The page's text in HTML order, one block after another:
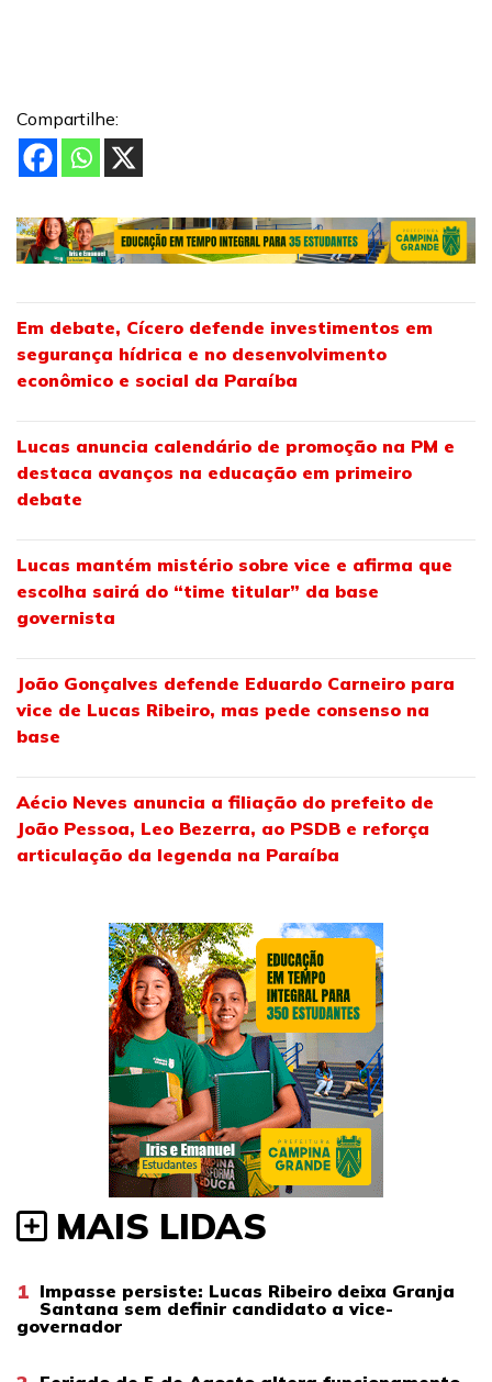
Compartilhe:
Em debate, Cícero defende investimentos em
segurança hídrica e no desenvolvimento
econômico e social da Paraíba
Lucas anuncia calendário de promoção na PM e
destaca avanços na educação em primeiro
debate
Lucas mantém mistério sobre vice e afirma que
escolha sairá do “time titular” da base
governista
João Gonçalves defende Eduardo Carneiro para
vice de Lucas Ribeiro, mas pede consenso na
base
Aécio Neves anuncia a filiação do prefeito de
João Pessoa, Leo Bezerra, ao PSDB e reforça
articulação da legenda na Paraíba
MAIS LIDAS
1 Impasse persiste: Lucas Ribeiro deixa Granja
Santana sem definir candidato a vice-
governador